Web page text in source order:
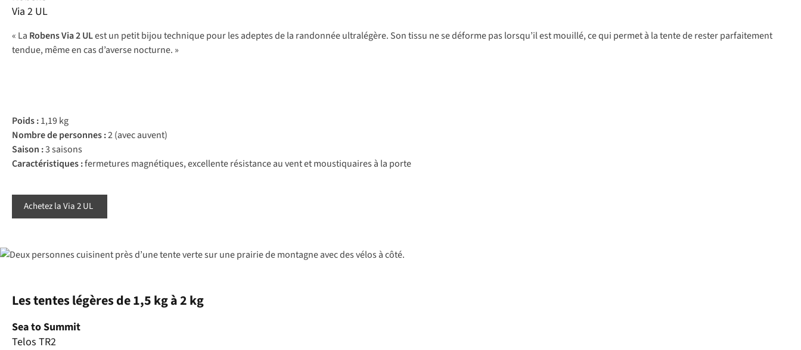
Via 2 UL
« La Robens Via 2 ULest un petit bijou technique pour les adeptes de la randonnée ultralégère. Son tissu ne se déforme pas lorsqu’il est mouillé, ce qui permet à la tente de rester parfaitement
tendue, même en cas d’averse nocturne. »
Poids :1,19 kg
Nombre de personnes :2 (avec auvent)
Saison :3 saisons
Caractéristiques :fermetures magnétiques, excellente résistance au vent et moustiquaires à la porte
Achetez la Via 2 UL
Les tentes légères de 1,5 kg à 2 kg
Sea to Summit
Telos TR2